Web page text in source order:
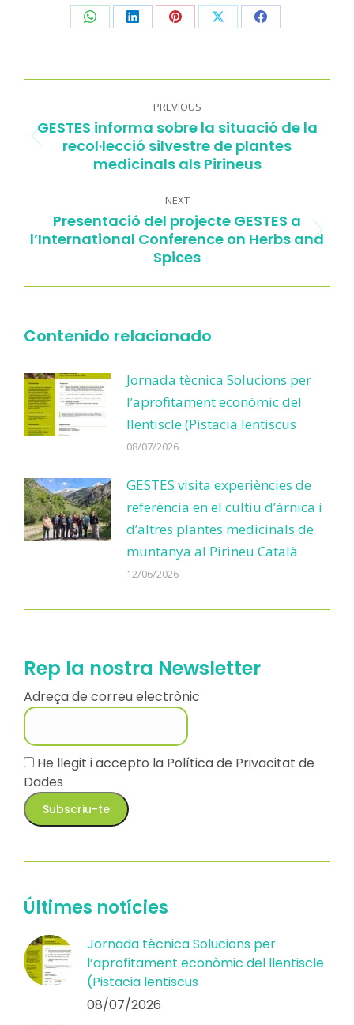
Share Share Share Share Share
Post
PREVIOUS
Previous
post:
GESTES informa sobre la situació de la
recol·lecció silvestre de plantes
medicinals als Pirineus
NEXT
Next
post:
Presentació del projecte GESTES a
l’International Conference on Herbs and
Spices
Contenido relacionado
Jornada tècnica Solucions per
l’aprofitament econòmic del
llentiscle (Pistacia lentiscus
08/07/2026
GESTES visita experiències de
referència en el cultiu d’àrnica i
d’altres plantes medicinals de
muntanya al Pirineu Català
12/06/2026
Rep la nostra Newsletter
Adreça de correu electrònic
He llegit i accepto la Política de Privacitat de
Dades
Últimes notícies
Jornada tècnica Solucions per
l’aprofitament econòmic del llentiscle
(Pistacia lentiscus
08/07/2026